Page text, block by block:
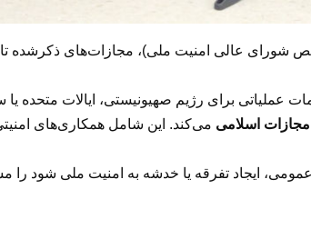
شورای عالی امنیت ملی)، مجازات‌های ذکرشده تا
عملیاتی برای رژیم صهیونیستی، ایالات متحده
می‌کند. این شامل همکاری‌های
ایجاد تفرقه یا خدشه به امنیت ملی شود را